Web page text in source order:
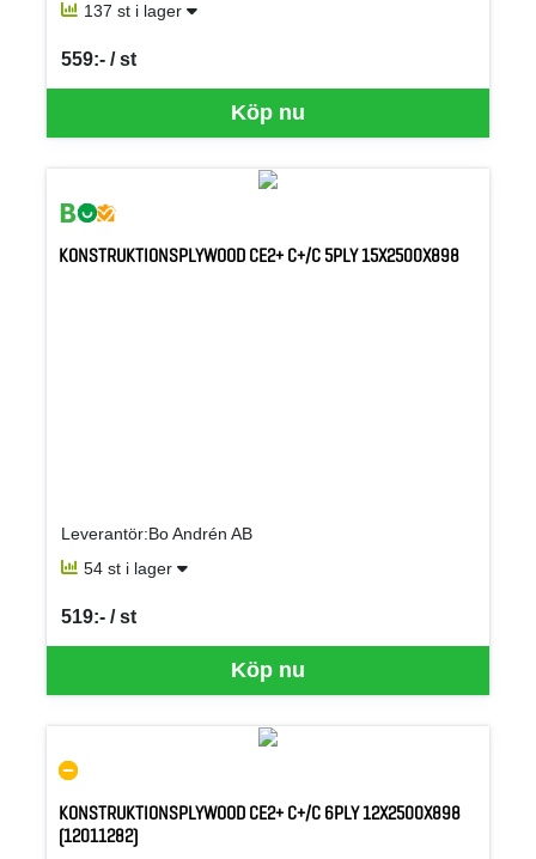
137 st i lager
Köp nu
559:- / st
SEK per ST
KONSTRUKTIONSPLYWOOD CE2+ C+/C 5PLY 15X2500X898
Leverantör:Bo Andrén AB
54 st i lager
Köp nu
519:- / st
SEK per ST
KONSTRUKTIONSPLYWOOD CE2+ C+/C 6PLY 12X2500X898
(12011282)